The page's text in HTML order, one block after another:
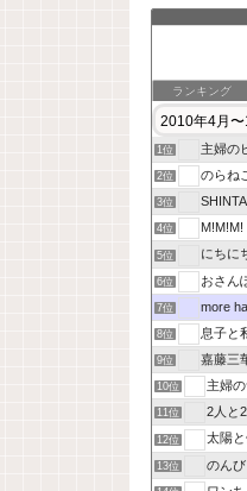
ランキング
1位 主婦の
2位 のらね
3位
4位 M!M!M!
5位 にちに
6位 おさん
7位 more
8位 息子と
9位 嘉藤三
10位 主婦
11位 2人と
12位 太陽
13位 のん